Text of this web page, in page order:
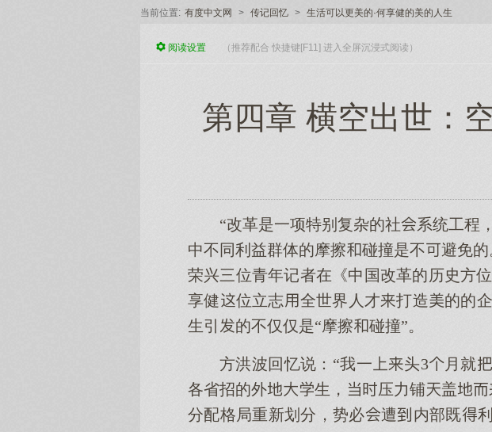
当前位置: 有度中文网 > 传记回忆 > 生活可以更美的·何享健的美的人生
阅读设置 （推荐配合 快捷键[F11] 进入全屏沉浸式阅读）
第四章 横空出世：
“改革是一项特别复杂的社系统工
中不同利益群体的摩擦碰撞是不避免
荣兴三位青年记者在《中国改革的历史
享健位立志全世界人才打造的
生引的不仅仅是“摩擦碰撞”。
方洪波回忆说：“我一头3月就
各省招的外生，压力铺盖
分配格局重新划分，势必遭内部既